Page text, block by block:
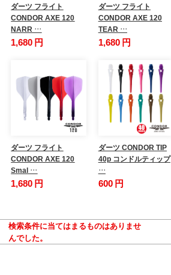
ダーツ フライト
CONDOR AXE 120
NARR …
1,680 円
ダーツ フライト
CONDOR AXE 120
TEAR …
1,680 円
ダーツ フライト
CONDOR AXE 120
Smal …
1,680 円
ダーツ CONDOR TIP
40p コンドルティップ
…
600 円
検索条件に当てはまるものはありませ
んでした。